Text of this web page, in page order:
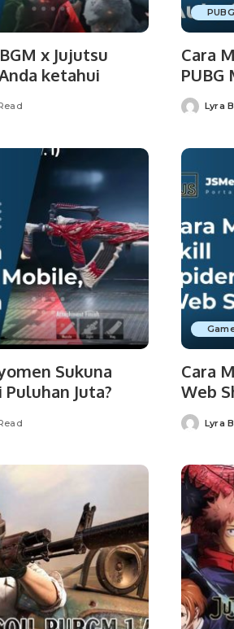
x Jujutsu
ketahui
Cara
PostedLyra
Sukuna
Puluhan Juta?
Cara
Web
PostedLyra